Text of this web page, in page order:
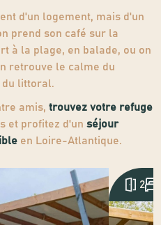
d'un logement, mais d'un
prend son café sur la
à la plage, en balade, ou on
retrouve le calme du
du littoral.
amis,trouvez votre refuge
et profitez d'unséjour
en Loire-Atlantique.
2